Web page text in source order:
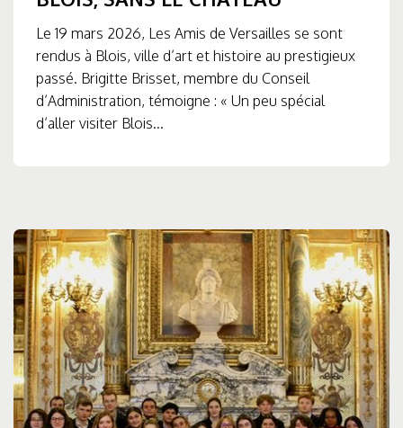
Le 19 mars 2026, Les Amis de Versailles se sont
rendus à Blois, ville d’art et histoire au prestigieux
passé. Brigitte Brisset, membre du Conseil
d’Administration, témoigne : « Un peu spécial
d’aller visiter Blois...